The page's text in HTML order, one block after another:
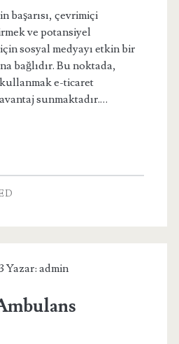
başarısı, çevrimiçi
ve potansiyel
sosyal medyayı etkin bir
bağlıdır. Bu noktada,
e-ticaret
sunmaktadır.…
Yazar: admin